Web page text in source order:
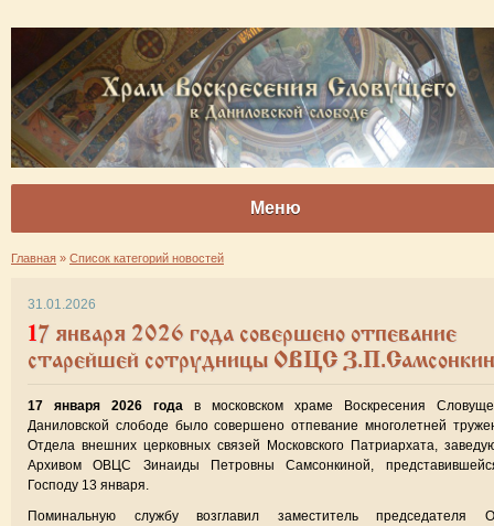
Меню
Главная » Список категорий новостей
31.01.2026
17 января 2026 года совершено отпевание
старейшей сотрудницы ОВЦС
17 января 2026 года в московском храме Воскресения
Даниловской слободе было совершено отпевание многолетней
Отдела внешних церковных связей Московского Патриархата,
Архивом ОВЦС Зинаиды Петровны Самсонкиной,
Господу 13 января.
Поминальную службу возглавил заместитель председателя